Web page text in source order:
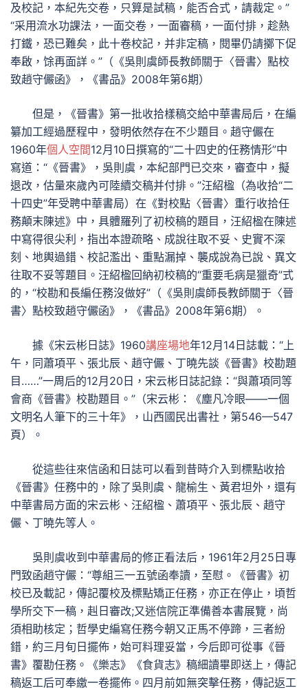
及校記，本紀先交卷，只算是試稿，能否合式，請裁定。”
“采用流水功課法，一面交卷，一面審稿，一面付排，趁熱
打鐵，恐已難矣，此十卷校記，并非定稿，閱畢仍請擲下促
奉啟，馀再面詳。”（《吳則虞師長教師關于〈晉書〉點校
致趙守儼函》，《書品》2008年第6期）
但是，《晉書》第一批收拾樣稿交給中華書局后，在編
纂加工經過歷程中，發明依然存在不少題目。趙守儼在
1960年個人空間12月10日撰寫的“二十四史的任務情形”中
寫道：“《晉書》，吳則虞，本紀部門已交來，審查中，擬
退改，估量來歲內可陸續交稿并付排。”汪紹楹（為收拾“二
十四史”年受聘中華書局）在《對校點〈晉書〉重行收拾任
務顛末陳述》中，具體羅列了初校稿的題目，汪紹楹在陳述
中寫得很尖利，指出本證疏略、成說往取不妥、史實不深
刻、地輿過錯、校記濫出、重點漏掉、襲成說為已說、異文
往取不妥等題目。汪紹楹回納初校稿的“重要毛病是獵奇”式
的，“校勘和長編任務沒做好”（《吳則虞師長教師關于〈晉
書〉點校致趙守儼函》，《書品》2008年第6期）。
據《宋云彬日誌》1960講座場地年12月14日誌載：“上
午，同蕭項平、張北辰、趙守儼、丁曉先談《晉書》校勘題
目……”一周后的12月20日，宋云彬日誌記錄：“與蕭項同等
會商《晉書》校勘題目。”（宋云彬：《塵凡冷眼——一個
文明名人筆下的三十年》，山西國民出書社，第546—547
頁）。
從這些往來信函和日誌可以看到昔時介入到標點收拾
《晉書》任務中的，除了吳則虞、龍榆生、黃君坦外，還有
中華書局方面的宋云彬、汪紹楹、蕭項平、張北辰、趙守
儼、丁曉先等人。
吳則虞收到中華書局的修正看法后，1961年2月25日專
門致函趙守儼：“尊組三一五號函奉讀，至慰。《晉書》初
校已及載記，傳記覆校及標點矯正任務，亦正在停止，頃哲
學所交下一稿，赳日審改;又迷信院正準備善本書展覽，尚
須相助核定；哲學史編寫任務今朝又正馬不停蹄，三者紛
錯，約三月旬日擺佈，始可料理妥當，今后即可從事《晉
書》覆勘任務。《樂志》《食貨志》稿細讀畢即送上，傳記
稿返工后可奉繳一卷擺佈。四月前如無突擊任務，傳記返工